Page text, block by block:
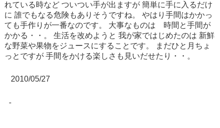
れている時などついつい手が出ますが簡単に手に入るだけ
に 誰でもなる危険もありそうですね。
やはり手間はかかっ
ても手作りが一番なのです。
大事なものは 時間と手間が
かかる・・。
生活を改めようと 我が家ではじめたのは 新鮮
な野菜や果物をジュースにすることです。
まだひと月ちょ
っとですが手間をかける楽しさも見いだせたり・・。
2010/05/27
-